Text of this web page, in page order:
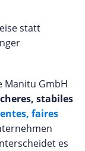
statt
Manitu GmbH
stabiles
faires
es